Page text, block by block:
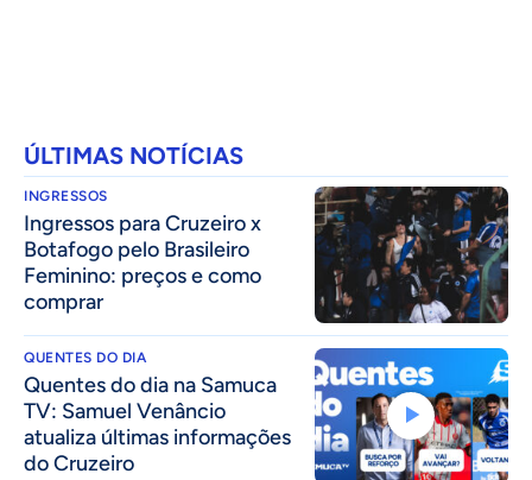
ÚLTIMAS NOTÍCIAS
INGRESSOS
Ingressos para Cruzeiro x
Botafogo pelo Brasileiro
Feminino: preços e como
comprar
QUENTES DO DIA
Quentes do dia na Samuca
TV: Samuel Venâncio
atualiza últimas informações
do Cruzeiro